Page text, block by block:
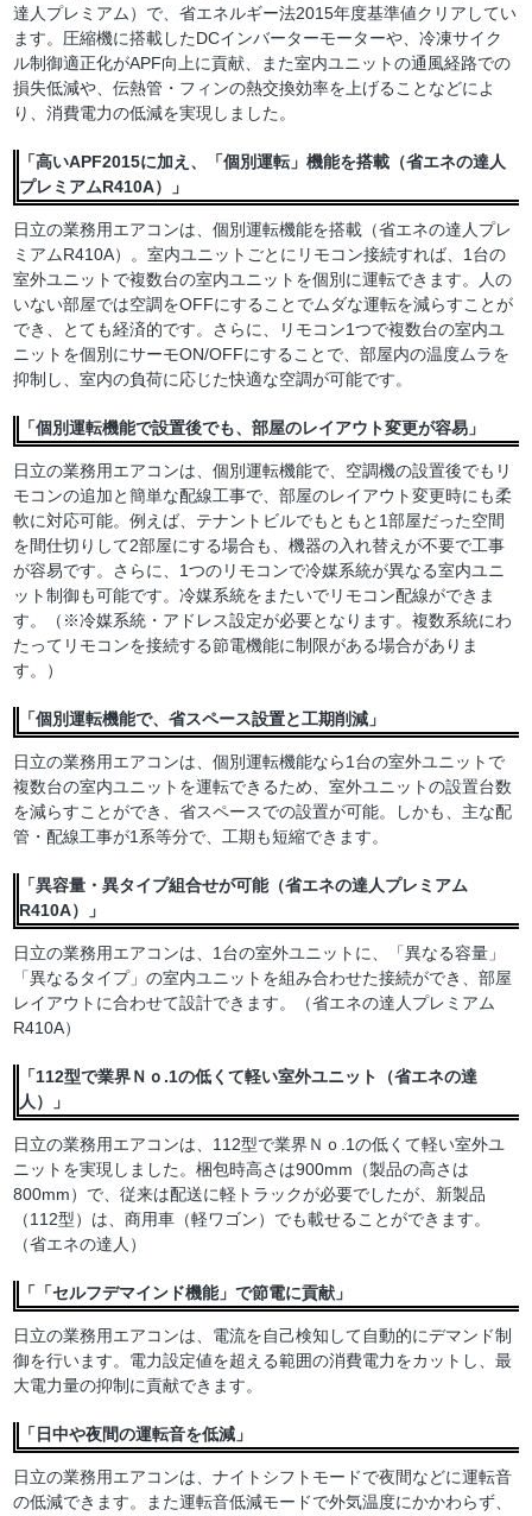
達人プレミアム）で、省エネルギー法2015年度基準値クリアしてい
ます。圧縮機に搭載したDCインバーターモーターや、冷凍サイク
ル制御適正化がAPF向上に貢献、また室内ユニットの通風経路での
損失低減や、伝熱管・フィンの熱交換効率を上げることなどによ
り、消費電力の低減を実現しました。
「高いAPF2015に加え、「個別運転」機能を搭載（省エネの達人
プレミアムR410A）」
日立の業務用エアコンは、個別運転機能を搭載（省エネの達人プレ
ミアムR410A）。室内ユニットごとにリモコン接続すれば、1台の
室外ユニットで複数台の室内ユニットを個別に運転できます。人の
いない部屋では空調をOFFにすることでムダな運転を減らすことが
でき、とても経済的です。さらに、リモコン1つで複数台の室内ユ
ニットを個別にサーモON/OFFにすることで、部屋内の温度ムラを
抑制し、室内の負荷に応じた快適な空調が可能です。
「個別運転機能で設置後でも、部屋のレイアウト変更が容易」
日立の業務用エアコンは、個別運転機能で、空調機の設置後でもリ
モコンの追加と簡単な配線工事で、部屋のレイアウト変更時にも柔
軟に対応可能。例えば、テナントビルでもともと1部屋だった空間
を間仕切りして2部屋にする場合も、機器の入れ替えが不要で工事
が容易です。さらに、1つのリモコンで冷媒系統が異なる室内ユニ
ット制御も可能です。冷媒系統をまたいでリモコン配線ができま
す。（※冷媒系統・アドレス設定が必要となります。複数系統にわ
たってリモコンを接続する節電機能に制限がある場合がありま
す。）
「個別運転機能で、省スペース設置と工期削減」
日立の業務用エアコンは、個別運転機能なら1台の室外ユニットで
複数台の室内ユニットを運転できるため、室外ユニットの設置台数
を減らすことができ、省スペースでの設置が可能。しかも、主な配
管・配線工事が1系等分で、工期も短縮できます。
「異容量・異タイプ組合せが可能（省エネの達人プレミアム
R410A）」
日立の業務用エアコンは、1台の室外ユニットに、「異なる容量」
「異なるタイプ」の室内ユニットを組み合わせた接続ができ、部屋
レイアウトに合わせて設計できます。（省エネの達人プレミアム
R410A）
「112型で業界Ｎｏ.1の低くて軽い室外ユニット（省エネの達
人）」
日立の業務用エアコンは、112型で業界Ｎｏ.1の低くて軽い室外ユ
ニットを実現しました。梱包時高さは900mm（製品の高さは
800mm）で、従来は配送に軽トラックが必要でしたが、新製品
（112型）は、商用車（軽ワゴン）でも載せることができます。
（省エネの達人）
「「セルフデマインド機能」で節電に貢献」
日立の業務用エアコンは、電流を自己検知して自動的にデマンド制
御を行います。電力設定値を超える範囲の消費電力をカットし、最
大電力量の抑制に貢献できます。
「日中や夜間の運転音を低減」
日立の業務用エアコンは、ナイトシフトモードで夜間などに運転音
の低減できます。また運転音低減モードで外気温度にかかわらず、